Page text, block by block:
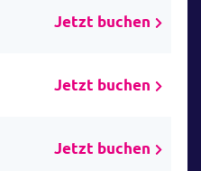
Jetzt buchen
Jetzt buchen
Jetzt buchen